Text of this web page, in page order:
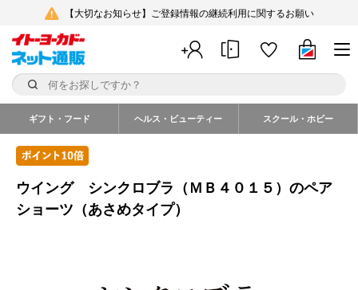
【大切なお知らせ】ご登録情報の継続利用に関するお願い
ギフト・フード ヘルス・ビューティー スクール・ホビー
ウイング シンクロブラ（ＭＢ４０１５）のペア
ショーツ（あさめタイプ）